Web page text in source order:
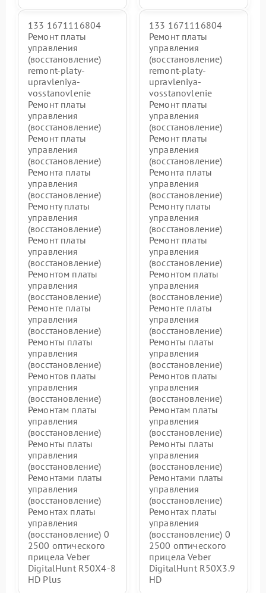
133 1671116804
Ремонт платы
управления
(восстановление)
remont-platy-
upravleniya-
vosstanovlenie
Ремонт платы
управления
(восстановление)
Ремонт платы
управления
(восстановление)
Ремонта платы
управления
(восстановление)
Ремонту платы
управления
(восстановление)
Ремонт платы
управления
(восстановление)
Ремонтом платы
управления
(восстановление)
Ремонте платы
управления
(восстановление)
Ремонты платы
управления
(восстановление)
Ремонтов платы
управления
(восстановление)
Ремонтам платы
управления
(восстановление)
Ремонты платы
управления
(восстановление)
Ремонтами платы
управления
(восстановление)
Ремонтах платы
управления
(восстановление) 0
2500 оптического
прицела Veber
DigitalHunt R50X4-8
HD Plus
133 1671116804
Ремонт платы
управления
(восстановление)
remont-platy-
upravleniya-
vosstanovlenie
Ремонт платы
управления
(восстановление)
Ремонт платы
управления
(восстановление)
Ремонта платы
управления
(восстановление)
Ремонту платы
управления
(восстановление)
Ремонт платы
управления
(восстановление)
Ремонтом платы
управления
(восстановление)
Ремонте платы
управления
(восстановление)
Ремонты платы
управления
(восстановление)
Ремонтов платы
управления
(восстановление)
Ремонтам платы
управления
(восстановление)
Ремонты платы
управления
(восстановление)
Ремонтами платы
управления
(восстановление)
Ремонтах платы
управления
(восстановление) 0
2500 оптического
прицела Veber
DigitalHunt R50X3.9
HD